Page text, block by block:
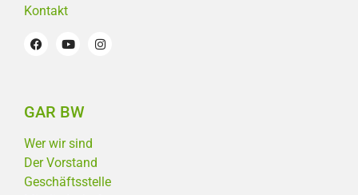
Kontakt
GAR BW
Wer wir sind
Der Vorstand
Geschäftsstelle